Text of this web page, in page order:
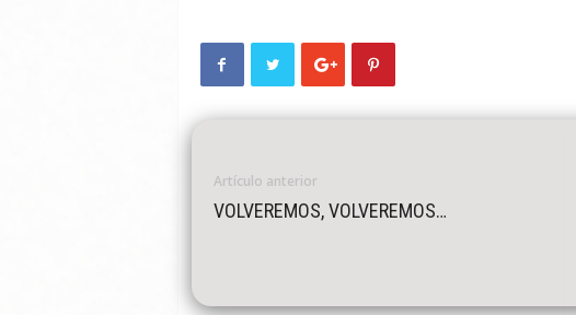
Artículo anterior
VOLVEREMOS, VOLVEREMOS…